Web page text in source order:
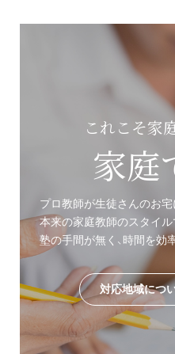
これこそ家
家庭
プロ教師が生徒さんのお宅
本来の家庭教師のスタイ
塾の手間が無く、時間を効
対応地域につ